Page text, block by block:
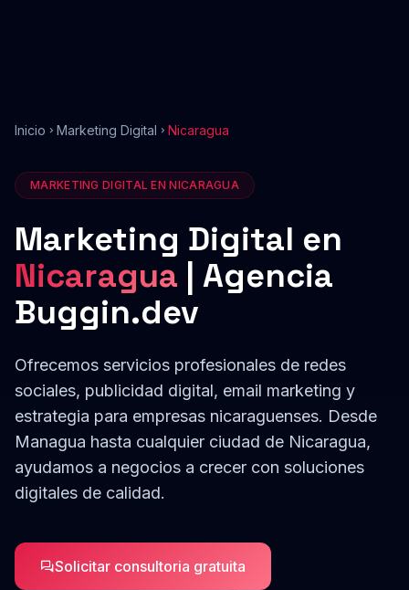
Inicio Marketing Digital Nicaragua
MARKETING DIGITAL ENNICARAGUA
Marketing Digital en
Nicaragua | Agencia
Buggin.dev
Ofrecemos servicios profesionales de redes
sociales, publicidad digital, email marketing y
estrategia para empresas nicaraguenses. Desde
Managua hasta cualquier ciudad de Nicaragua,
ayudamos a negocios a crecer con soluciones
digitales de calidad.
Solicitar consultoria gratuita